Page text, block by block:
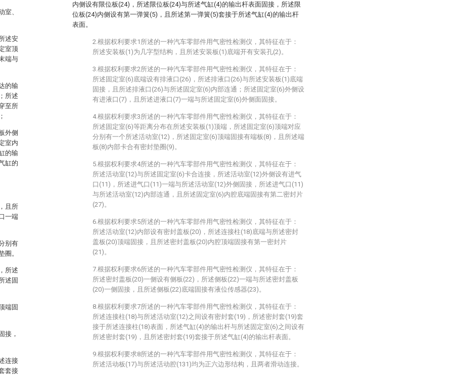
室、
述安
室顶
端与
的输
所述
至所
外侧
室内
的输
缸的
且所
一端
别有
圈。
所述
述固
端固
接，
连接
套接
内侧设有限位板(24)，所述限位板(24)与所述气缸(4)的输出杆表面固接，所述限
位板(24)内侧设有第一弹簧(5)，且所述第一弹簧(5)套接于所述气缸(4)的输出杆
表面。
2.根据权利要求1所述的一种汽车零部件用气密性检测仪，其特征在于：
所述安装板(1)为几字型结构，且所述安装板(1)底端开有安装孔(2)。
3.根据权利要求2所述的一种汽车零部件用气密性检测仪，其特征在于：
所述固定室(6)底端设有排液口(26)，所述排液口(26)与所述安装板(1)底端
固接，且所述排液口(26)与所述固定室(6)内部连通；所述固定室(6)外侧设
有进液口(7)，且所述进液口(7)一端与所述固定室(6)外侧面固接。
4.根据权利要求3所述的一种汽车零部件用气密性检测仪，其特征在于：
所述固定室(6)等距离分布在所述安装板(1)顶端，所述固定室(6)顶端对应
分别有一个所述活动室(12)，所述固定室(6)顶端固接有端板(8)，且所述端
板(8)内部卡合有密封垫圈(9)。
5.根据权利要求4所述的一种汽车零部件用气密性检测仪，其特征在于：
所述活动室(12)与所述固定室(6)卡合连接，所述活动室(12)外侧设有进气
口(11)，所述进气口(11)一端与所述活动室(12)外侧固接，所述进气口(11)
与所述活动室(12)内部连通，且所述固定室(6)内腔底端固接有第二密封片
(27)。
6.根据权利要求5所述的一种汽车零部件用气密性检测仪，其特征在于：
所述活动室(12)内部设有密封盖板(20)，所述连接柱(18)底端与所述密封
盖板(20)顶端固接，且所述密封盖板(20)内腔顶端固接有第一密封片
(21)。
7.根据权利要求6所述的一种汽车零部件用气密性检测仪，其特征在于：
所述密封盖板(20)一侧设有侧板(22)，所述侧板(22)一端与所述密封盖板
(20)一侧固接，且所述侧板(22)底端固接有液位传感器(23)。
8.根据权利要求7所述的一种汽车零部件用气密性检测仪，其特征在于：
所述连接柱(18)与所述活动室(12)之间设有密封套(19)，所述密封套(19)套
接于所述连接柱(18)表面，所述气缸(4)的输出杆与所述固定室(6)之间设有
所述密封套(19)，且所述密封套(19)套接于所述气缸(4)的输出杆表面。
9.根据权利要求8所述的一种汽车零部件用气密性检测仪，其特征在于：
所述活动板(17)与所述活动腔(131)均为正六边形结构，且两者滑动连接。